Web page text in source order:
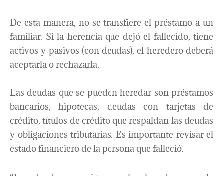
De esta manera, no se transfiere el préstamo a un
familiar. Si la herencia que dejó el fallecido, tiene
activos y pasivos (con deudas), el heredero deberá
aceptarla o rechazarla.
Las deudas que se pueden heredar son préstamos
bancarios, hipotecas, deudas con tarjetas de
crédito, títulos de crédito que respaldan las deudas
y obligaciones tributarias. Es importante revisar el
estado financiero de la persona que falleció.